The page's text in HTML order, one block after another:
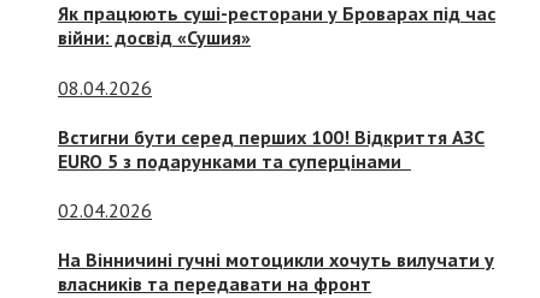
Як працюють суші-ресторани у Броварах під час
війни: досвід «Сушия»
08.04.2026
Встигни бути серед перших 100! Відкриття АЗС
EURO 5 з подарунками та суперцінами
02.04.2026
На Вінничині гучні мотоцикли хочуть вилучати у
власників та передавати на фронт